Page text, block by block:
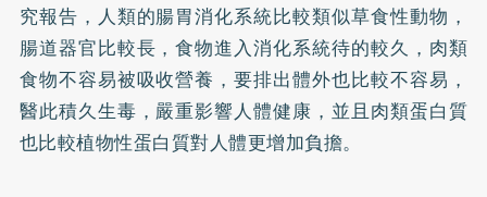
究報告，人類的腸胃消化系統比較類似草食性動物，
腸道器官比較長，食物進入消化系統待的較久，肉類
食物不容易被吸收營養，要排出體外也比較不容易，
醫此積久生毒，嚴重影響人體健康，並且肉類蛋白質
也比較植物性蛋白質對人體更增加負擔。